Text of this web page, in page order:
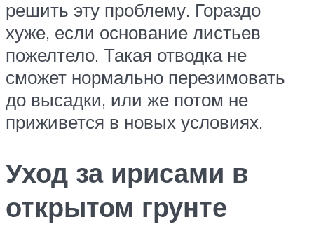
решить эту проблему. Гораздо
хуже, если основание листьев
пожелтело. Такая отводка не
сможет нормально перезимовать
до высадки, или же потом не
приживется в новых условиях.
Уход за ирисами в
открытом грунте